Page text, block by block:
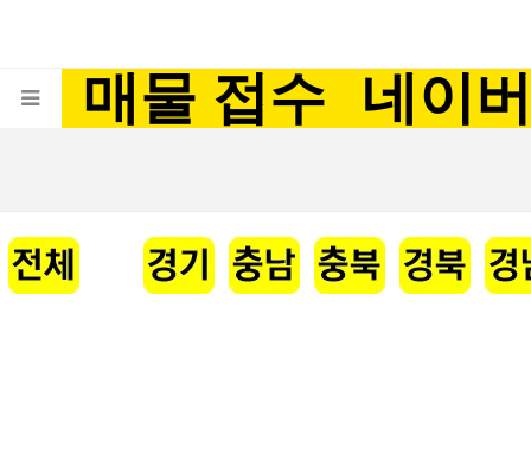
매물 접수 네이